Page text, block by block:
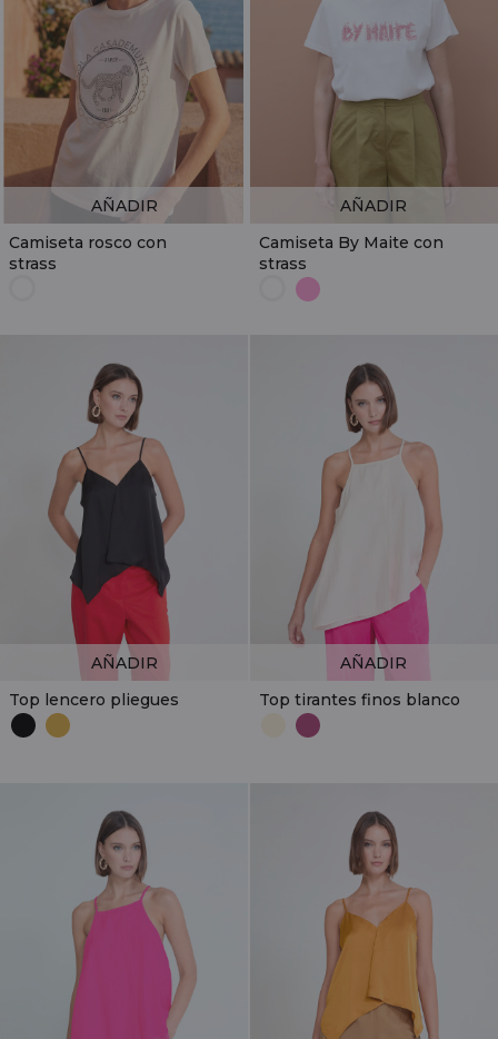
Camiseta rosco con
strass
AÑADIR
Camiseta By Maite con
strass
AÑADIR
Top lencero pliegues
AÑADIR
Top tirantes finos blanco
AÑADIR